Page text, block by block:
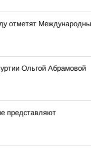
отметят
Ольгой Абрамовой
представляют